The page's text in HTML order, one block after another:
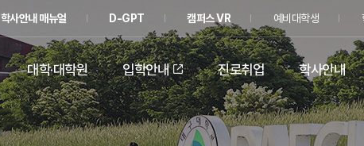
학사안내 매뉴얼 D-GPT 캠퍼스 VR 예비대학생
대학·대학원 입학안내 진로취업 학사안내